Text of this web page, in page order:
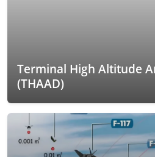
Terminal High Altitude
(THAAD)